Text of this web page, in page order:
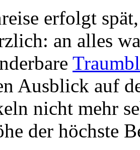
erfolgt
an alles
Ausblick auf
nicht mehr
der höchste